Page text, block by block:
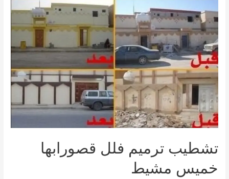
تشطيب ترميم فلل قصورابها
خميس مشيط